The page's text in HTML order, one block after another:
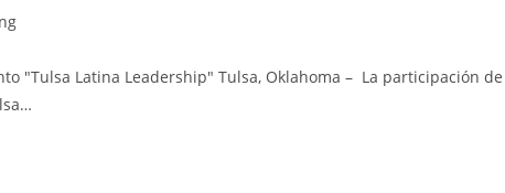
"Tulsa Latina Leadership" Tulsa, Oklahoma – La participación de